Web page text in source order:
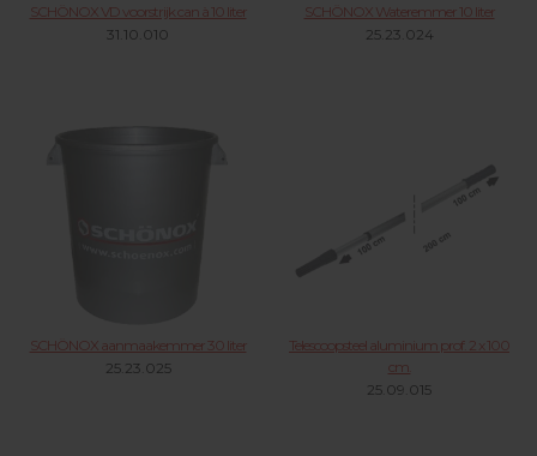
SCHÖNOX VD voorstrijk can à 10 liter
31.10.010
SCHÖNOX Wateremmer 10 liter
25.23.024
SCHÖNOX aanmaakemmer 30 liter
25.23.025
Telescoopsteel aluminium prof. 2 x 100
cm.
25.09.015